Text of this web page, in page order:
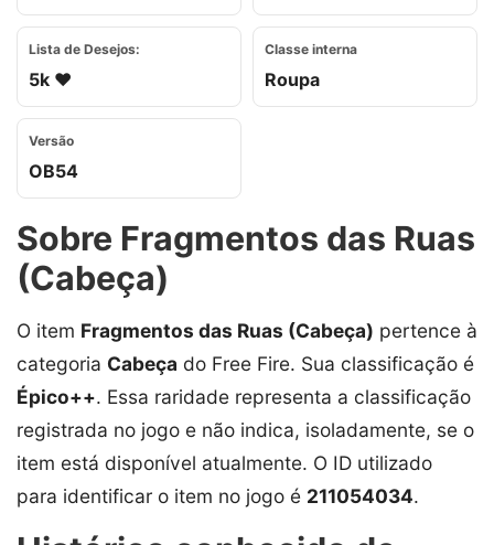
Lista de Desejos:
5k ❤️
Classe interna
Roupa
Versão
OB54
Sobre Fragmentos das Ruas
(Cabeça)
O item Fragmentos das Ruas (Cabeça) pertence à
categoria Cabeça do Free Fire. Sua classificação é
Épico++. Essa raridade representa a classificação
registrada no jogo e não indica, isoladamente, se o
item está disponível atualmente. O ID utilizado
para identificar o item no jogo é 211054034.